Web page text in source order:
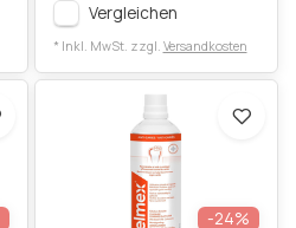
Vergleichen
* Inkl. MwSt. zzgl. Versandkosten
-24%